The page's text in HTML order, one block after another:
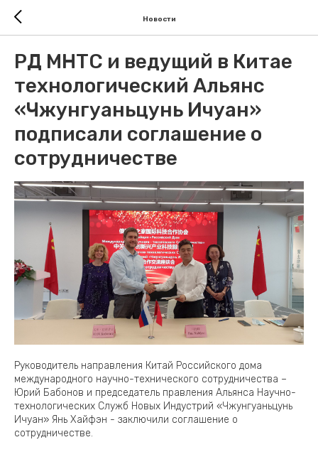
Новости
РД МНТС и ведущий в Китае
технологический Альянс
«Чжунгуаньцунь Ичуан»
подписали соглашение о
сотрудничестве
Руководитель направления Китай Российского дома
международного научно-технического сотрудничества –
Юрий Бабонов и председатель правления Альянса Научно-
технологических Служб Новых Индустрий «Чжунгуаньцунь
Ичуан» Янь Хайфэн - заключили соглашение о
сотрудничестве.